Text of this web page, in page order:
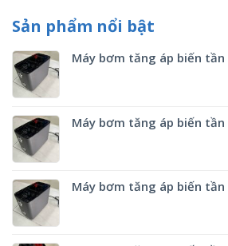
Sản phẩm nổi bật
Máy bơm tăng áp biến tần
Máy bơm tăng áp biến tần
Máy bơm tăng áp biến tần